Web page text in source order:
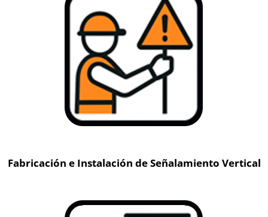
Fabricación e Instalación de Señalamiento Vertical